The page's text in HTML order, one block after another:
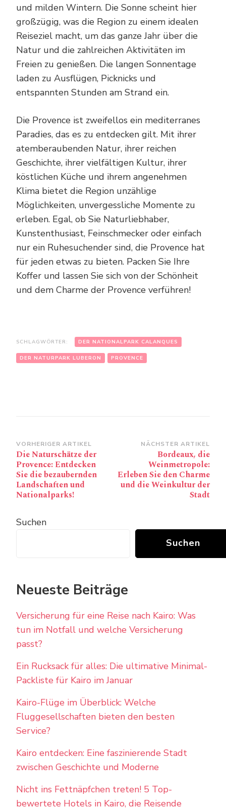
und milden Wintern. Die Sonne scheint hier
großzügig, was die Region zu einem idealen
Reiseziel macht, um das ganze Jahr über die
Natur und die zahlreichen Aktivitäten im
Freien zu genießen. Die langen Sonnentage
laden zu Ausflügen, Picknicks und
entspannten Stunden am Strand ein.
Die Provence ist zweifellos ein mediterranes
Paradies, das es zu entdecken gilt. Mit ihrer
atemberaubenden Natur, ihrer reichen
Geschichte, ihrer vielfältigen Kultur, ihrer
köstlichen Küche und ihrem angenehmen
Klima bietet die Region unzählige
Möglichkeiten, unvergessliche Momente zu
erleben. Egal, ob Sie Naturliebhaber,
Kunstenthusiast, Feinschmecker oder einfach
nur ein Ruhesuchender sind, die Provence hat
für jeden etwas zu bieten. Packen Sie Ihre
Koffer und lassen Sie sich von der Schönheit
und dem Charme der Provence verführen!
SCHLAGWÖRTER: DER NATIONALPARK CALANQUES
DER NATURPARK LUBERON PROVENCE
Beitragsnavigation
VORHERIGER ARTIKEL
Die Naturschätze der
Provence: Entdecken
Sie die bezaubernden
Landschaften und
Nationalparks!
NÄCHSTER ARTIKEL
Bordeaux, die
Weinmetropole:
Erleben Sie den Charme
und die Weinkultur der
Stadt
Suchen
Suchen
Neueste Beiträge
Versicherung für eine Reise nach Kairo: Was
tun im Notfall und welche Versicherung
passt?
Ein Rucksack für alles: Die ultimative Minimal-
Packliste für Kairo im Januar
Kairo-Flüge im Überblick: Welche
Fluggesellschaften bieten den besten
Service?
Kairo entdecken: Eine faszinierende Stadt
zwischen Geschichte und Moderne
Nicht ins Fettnäpfchen treten! 5 Top-
bewertete Hotels in Kairo, die Reisende